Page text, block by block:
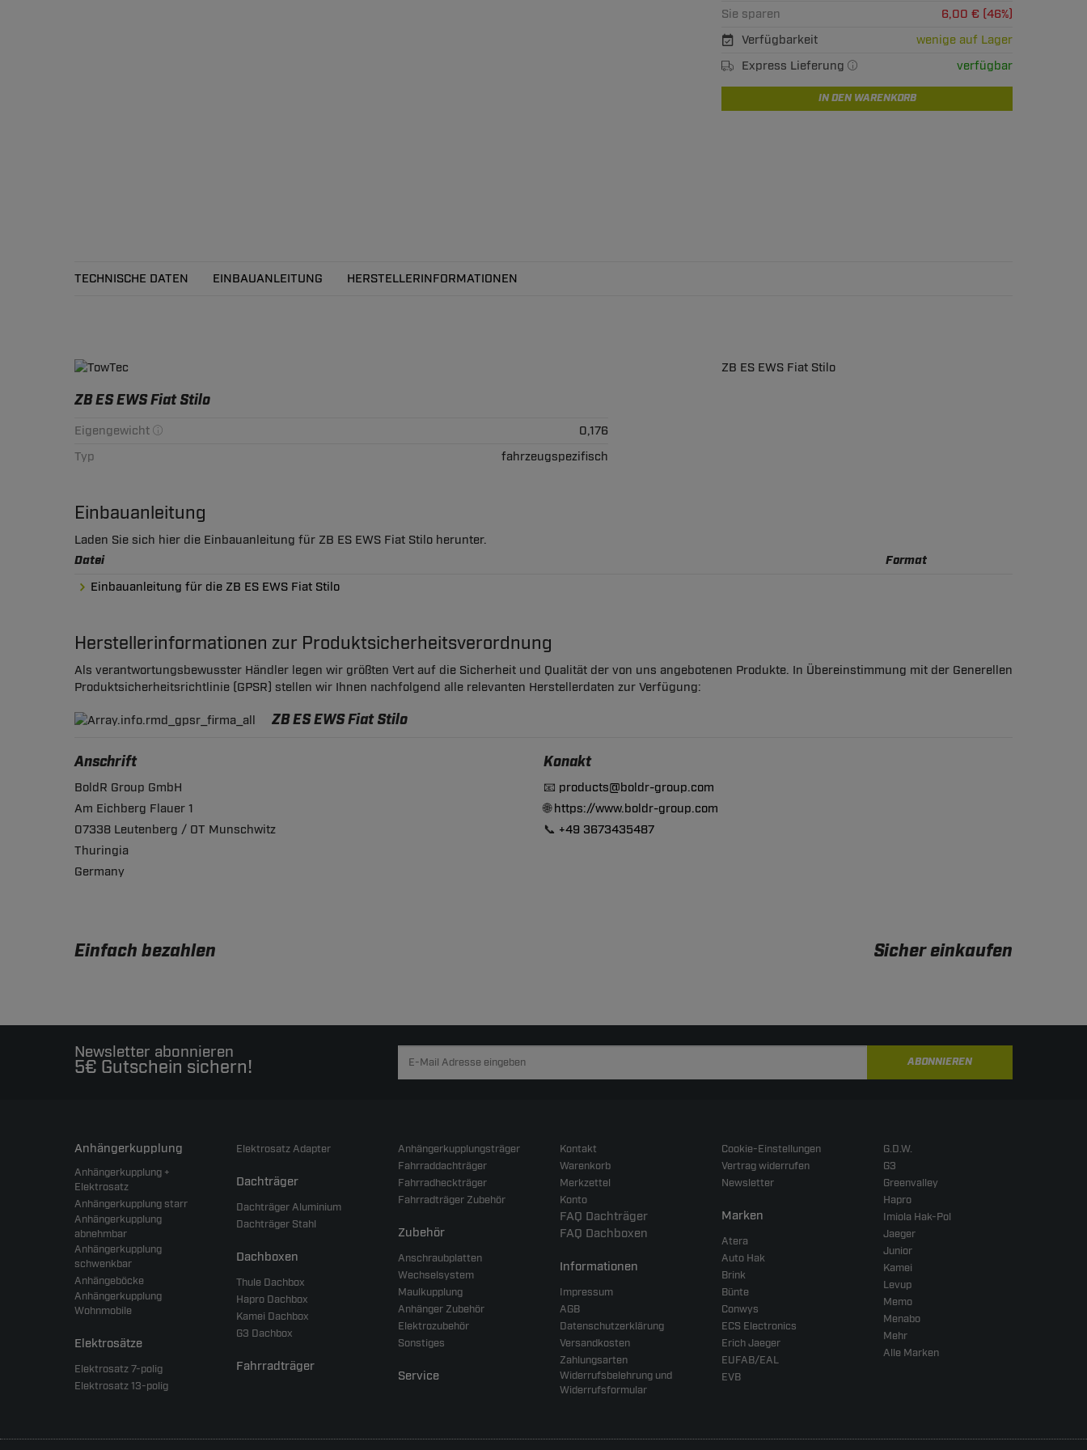
Sie sparen
6,00 € (46%)
Verfügbarkeit
wenige auf Lager
Express Lieferung
verfügbar
IN DEN WARENKORB
TECHNISCHE DATEN EINBAUANLEITUNG HERSTELLERINFORMATIONEN
ZB ES EWS Fiat Stilo
Eigengewicht
0,176
Typ
fahrzeugspezifisch
ZB ES EWS Fiat Stilo
Einbauanleitung
Laden Sie sich hier die Einbauanleitung für ZB ES EWS Fiat Stilo herunter.
Datei Format
Einbauanleitung für die ZB ES EWS Fiat Stilo
Herstellerinformationen zur Produktsicherheitsverordnung
Als verantwortungsbewusster Händler legen wir größten Vert auf die Sicherheit und Qualität der von uns angebotenen Produkte. In Übereinstimmung mit der Generellen
Produktsicherheitsrichtlinie (GPSR) stellen wir Ihnen nachfolgend alle relevanten Herstellerdaten zur Verfügung:
ZB ES EWS Fiat Stilo
Anschrift
BoldR Group GmbH
Am Eichberg Flauer 1
07338 Leutenberg / OT Munschwitz
Thuringia
Germany
Konakt
📧 products@boldr-group.com
🌐https://www.boldr-group.com
📞 +49 3673435487
Einfach bezahlen Sicher einkaufen
Newsletter abonnieren
5€ Gutschein sichern! ABONNIEREN
Anhängerkupplung
Anhängerkupplung +
Elektrosatz
Anhängerkupplung starr
Anhängerkupplung
abnehmbar
Anhängerkupplung
schwenkbar
Anhängeböcke
Anhängerkupplung
Wohnmobile
Elektrosätze
Elektrosatz 7-polig
Elektrosatz 13-polig
Elektrosatz Adapter
Dachträger
Dachträger Aluminium
Dachträger Stahl
Dachboxen
Thule Dachbox
Hapro Dachbox
Kamei Dachbox
G3 Dachbox
Fahrradträger
Anhängerkupplungsträger
Fahrraddachträger
Fahrradheckträger
Fahrradträger Zubehör
Zubehör
Anschraubplatten
Wechselsystem
Maulkupplung
Anhänger Zubehör
Elektrozubehör
Sonstiges
Service
Kontakt
Warenkorb
Merkzettel
Konto
FAQ Dachträger
FAQ Dachboxen
Informationen
Impressum
AGB
Datenschutzerklärung
Versandkosten
Zahlungsarten
Widerrufsbelehrung und
Widerrufsformular
Cookie-Einstellungen
Vertrag widerrufen
Newsletter
Marken
Atera
Auto Hak
Brink
Bünte
Conwys
ECS Electronics
Erich Jaeger
EUFAB/EAL
EVB
G.D.W.
G3
Greenvalley
Hapro
Imiola Hak-Pol
Jaeger
Junior
Kamei
Levup
Memo
Menabo
Mehr
Alle Marken